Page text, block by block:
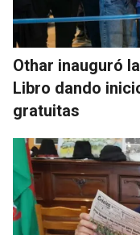
Othar inauguró
Libro dando
gratuitas